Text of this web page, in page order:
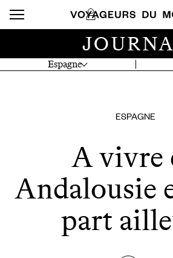
Espagne
ESPAGNE
A vivre
Andalousie
part